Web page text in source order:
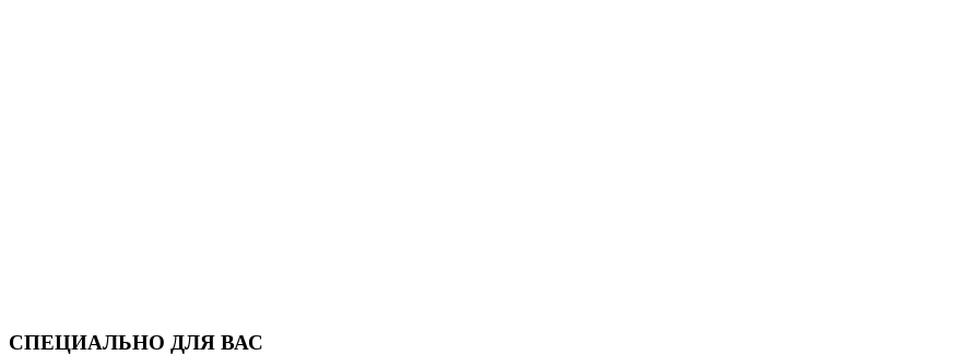
СПЕЦИАЛЬНО ДЛЯ ВАС